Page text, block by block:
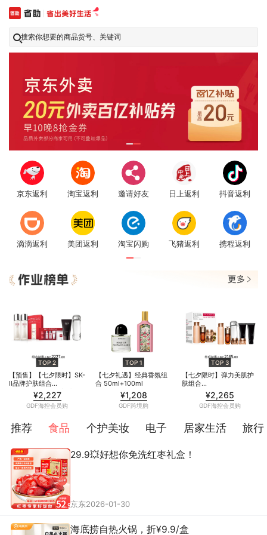
搜索你想要的商品货号、关键词
京东返利 淘宝返利 邀请好友 日上返利 抖音返利
滴滴返利 美团返利 淘宝闪购 飞猪返利 携程返利
作业榜单
TOP 3
TOP 2
【预售】【七夕限时】SK-
Ⅱ品牌护肤组合
230ml*2+120g+礼赠
¥2,227
GDF海控会员购
TOP 1
【七夕礼遇】经典香氛组
合 50ml+100ml
¥1,208
GDF跨境购
TOP 3
【七夕限时】弹力美肌护
肤组合
¥2,265
GDF海控会员购
推荐 食品 个护美妆 电子 居家生活 旅行
29.9💥好想你免洗红枣礼盒！
京东2026-01-30
海底捞自热火锅，折¥9.9/盒